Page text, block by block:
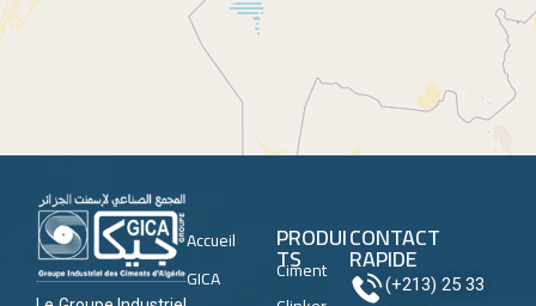
Accueil
GICA
PRODUI
TS
Ciment
CONTACT
RAPIDE
(+213) 25 33